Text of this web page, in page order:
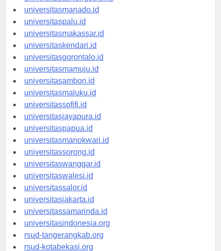
universitastanjungselor.id
universitasmanado.id
universitaspalu.id
universitasmakassar.id
universitaskendari.id
universitasgorontalo.id
universitasmamuju.id
universitasambon.id
universitasmaluku.id
universitassofifi.id
universitasjayapura.id
universitaspapua.id
universitasmanokwari.id
universitassorong.id
universitaswanggar.id
universitaswalesi.id
universitassalor.id
universitasjakarta.id
universitassamarinda.id
universitasindonesia.org
rsud-tangerangkab.org